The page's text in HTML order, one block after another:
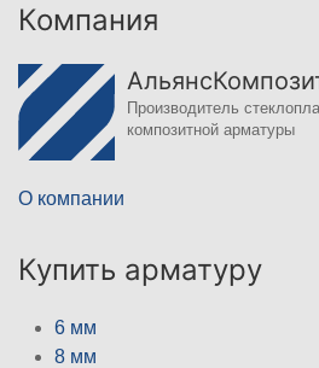
Компания
Производитель
композитной арматуры
О компании
Купить арматуру
6 мм
8 мм